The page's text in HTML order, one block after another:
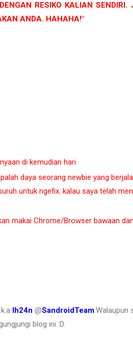
RESIKO KALIAN SENDIRI.
ANDA. HAHAHA!"
di kemudian hari.
daya seorang newbie yang
untuk ngefix. kalau saya telah
makai Chrome/Browser bawaan
Ih24n @SandroidTeam.Walaupun
blog ini :D.